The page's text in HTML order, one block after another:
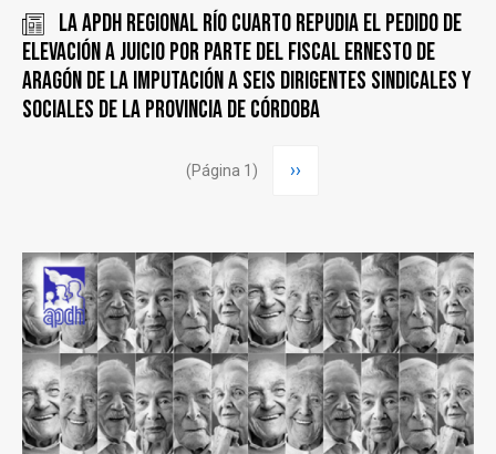
La APDH Regional Río Cuarto repudia el pedido de
elevación a juicio por parte del fiscal Ernesto de
Aragón de la imputación a seis dirigentes sindicales y
sociales de la Provincia de Córdoba
(Página 1)
Siguiente
››